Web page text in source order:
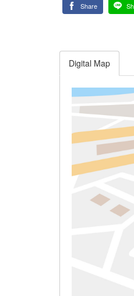
Share
Digital Map